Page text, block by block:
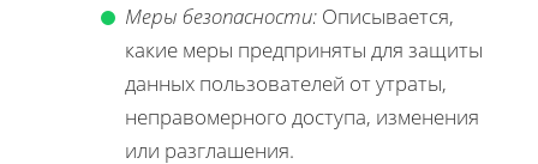
Меры безопасности: Описывается,
какие меры предприняты для защиты
данных пользователей от утраты,
неправомерного доступа, изменения
или разглашения.